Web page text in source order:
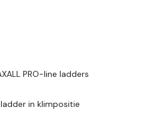
PRO-line ladders
in klimpositie